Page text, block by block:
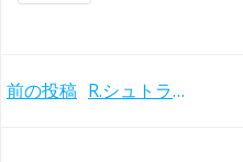
Post
前の投稿 R.シュトラウス『ばらの騎士』の定盤！ カルロス・クライバーとバイエルン国立管(1979年)